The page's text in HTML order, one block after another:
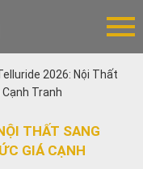
2026: Nội Thất
Tranh
THẤT SANG
GIÁ CẠNH